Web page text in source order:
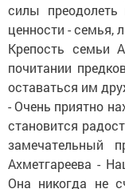
силы
ценности - семья,
Крепость семьи
почитании
оставаться им
- Очень приятно
становится
замечательный
Ахметгареева -
Она никогда не